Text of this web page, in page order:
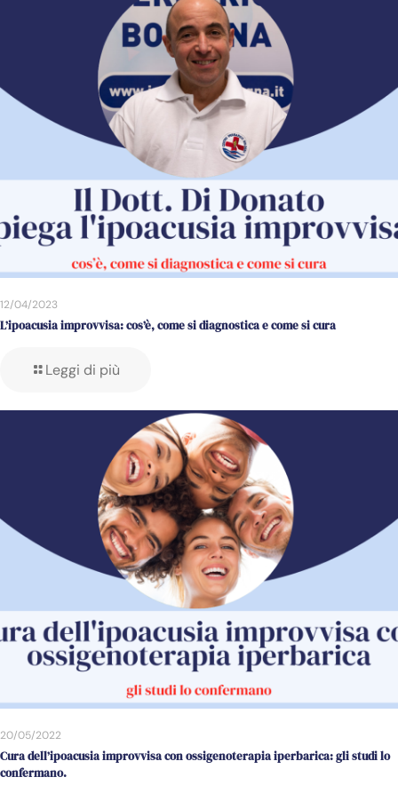
12/04/2023
L’ipoacusia improvvisa: cos’è, come si diagnostica e come si cura
Leggi di più
20/05/2022
Cura dell’ipoacusia improvvisa con ossigenoterapia iperbarica: gli studi lo
confermano.